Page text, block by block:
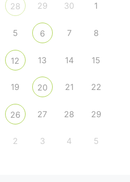
28 29 30 1
5 6 7 8
12 13 14 15
19 20 21 22
26 27 28 29
2 3 4 5